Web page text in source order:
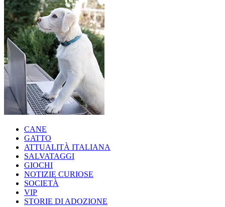
CANE
GATTO
ATTUALITÀ ITALIANA
SALVATAGGI
GIOCHI
NOTIZIE CURIOSE
SOCIETÀ
VIP
STORIE DI ADOZIONE